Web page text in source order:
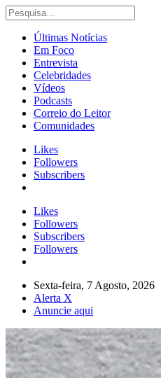
Últimas Notícias
Em Foco
Entrevista
Celebridades
Vídeos
Podcasts
Correio do Leitor
Comunidades
Likes
Followers
Subscribers
Likes
Followers
Subscribers
Followers
Sexta-feira, 7 Agosto, 2026
Alerta X
Anuncie aqui